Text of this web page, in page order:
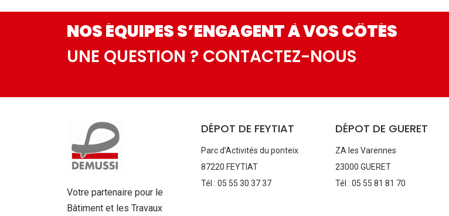
NOS ÉQUIPES S’ENGAGENT À VOS CÔTÉS
UNE QUESTION ? CONTACTEZ-NOUS
Votre partenaire pour le
Bâtiment et les Travaux
DÉPOT DE FEYTIAT
Parc d’Activités du ponteix
87220 FEYTIAT
Tél : 05 55 30 37 37
DÉPOT DE GUERET
ZA les Varennes
23000 GUERET
Tél : 05 55 81 81 70